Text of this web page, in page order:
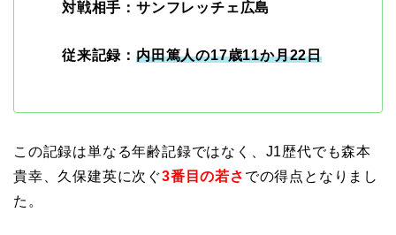
対戦相手：サンフレッチェ広島
従来記録： 内田篤人の17歳11か月22日
この記録は単なる年齢記録ではなく、J1歴代でも森本
貴幸、久保建英に次ぐ3番目の若さ での得点となりまし
た。